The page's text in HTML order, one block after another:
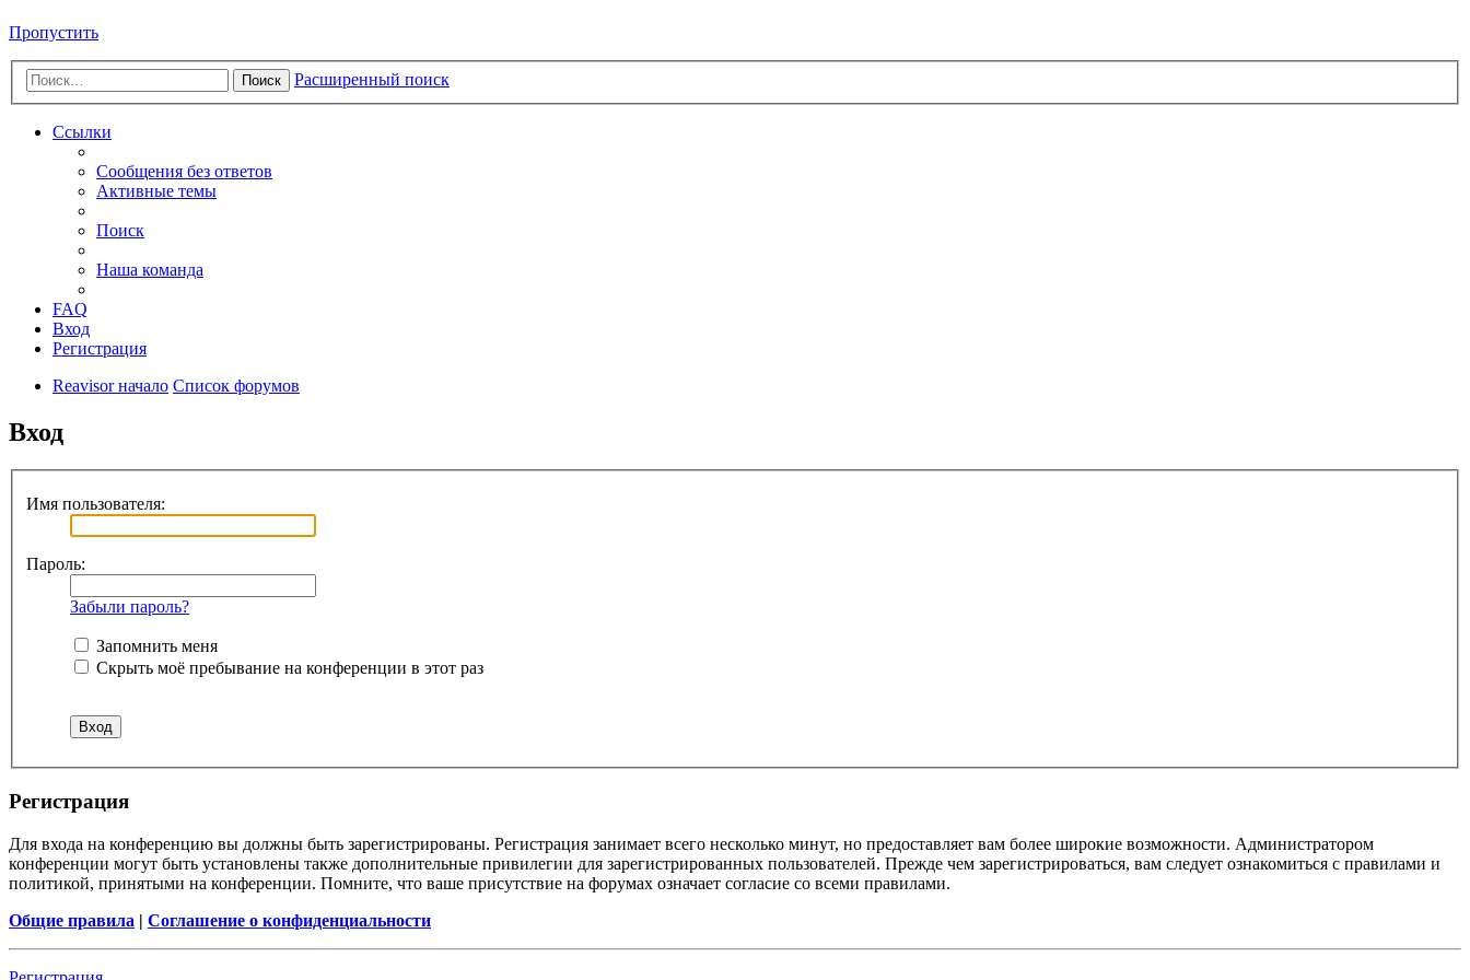
Пропустить
Поиск Расширенный поиск
Ссылки
Сообщения без ответов
Активные темы
Поиск
Наша команда
FAQ
Вход
Регистрация
Reavisor начало Список форумов
Вход
Имя пользователя:
Пароль:
Забыли пароль?
Запомнить меня
Скрыть моё пребывание на конференции в этот раз
Регистрация
Для входа на конференцию вы должны быть зарегистрированы. Регистрация занимает всего несколько минут, но предоставляет вам более широкие возможности. Администратором
конференции могут быть установлены также дополнительные привилегии для зарегистрированных пользователей. Прежде чем зарегистрироваться, вам следует ознакомиться с правилами и
политикой, принятыми на конференции. Помните, что ваше присутствие на форумах означает согласие со всеми правилами.
Общие правила | Соглашение о конфиденциальности